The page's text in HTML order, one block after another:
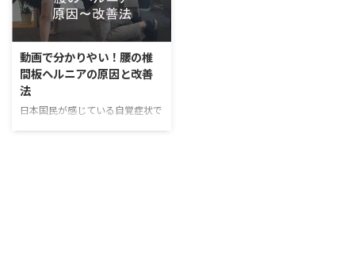
動画で分かりやい！腰の椎
間板ヘルニアの原因と改善
法
日本国民が感じている自覚症状で